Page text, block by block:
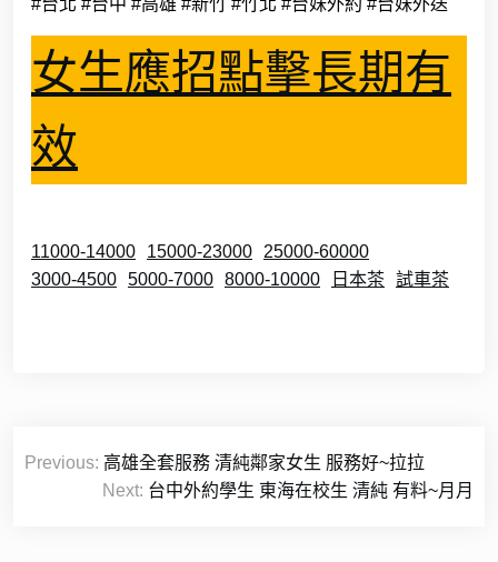
女生應招點擊長期有
效
11000-14000 15000-23000
25000-60000
3000-4500 5000-7000 8000-10000 日本茶 試車茶
文Previous: 高雄全套服務 清純鄰家女生 服務好~拉拉
Next: 台中外約學生 東海在校生 清純 有料~月月